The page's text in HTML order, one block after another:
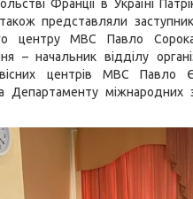
Франції в Україні
представляли
центру МВС Павло
– начальник відділу
центрів МВС Павло
Департаменту міжнародних